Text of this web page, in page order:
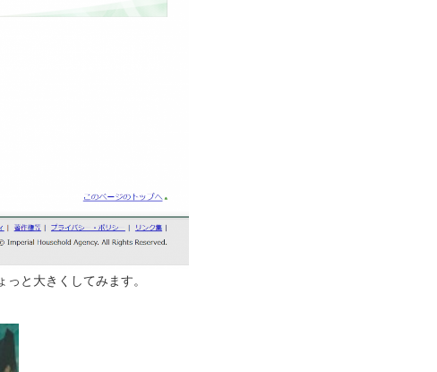
と大きくしてみます。